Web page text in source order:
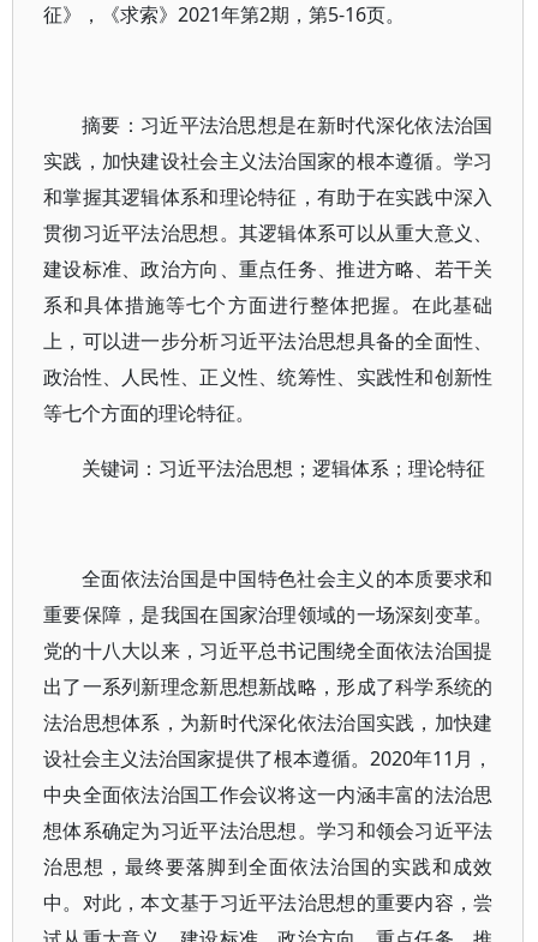
征》，《求索》2021年第2期，第5-16页。
摘要：习近平法治思想是在新时代深化依法治国
实践，加快建设社会主义法治国家的根本遵循。学习
和掌握其逻辑体系和理论特征，有助于在实践中深入
贯彻习近平法治思想。其逻辑体系可以从重大意义、
建设标准、政治方向、重点任务、推进方略、若干关
系和具体措施等七个方面进行整体把握。在此基础
上，可以进一步分析习近平法治思想具备的全面性、
政治性、人民性、正义性、统筹性、实践性和创新性
等七个方面的理论特征。
关键词：习近平法治思想；逻辑体系；理论特征
全面依法治国是中国特色社会主义的本质要求和
重要保障，是我国在国家治理领域的一场深刻变革。
党的十八大以来，习近平总书记围绕全面依法治国提
出了一系列新理念新思想新战略，形成了科学系统的
法治思想体系，为新时代深化依法治国实践，加快建
设社会主义法治国家提供了根本遵循。2020年11月，
中央全面依法治国工作会议将这一内涵丰富的法治思
想体系确定为习近平法治思想。学习和领会习近平法
治思想，最终要落脚到全面依法治国的实践和成效
中。对此，本文基于习近平法治思想的重要内容，尝